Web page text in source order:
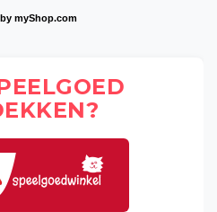
myShop.com